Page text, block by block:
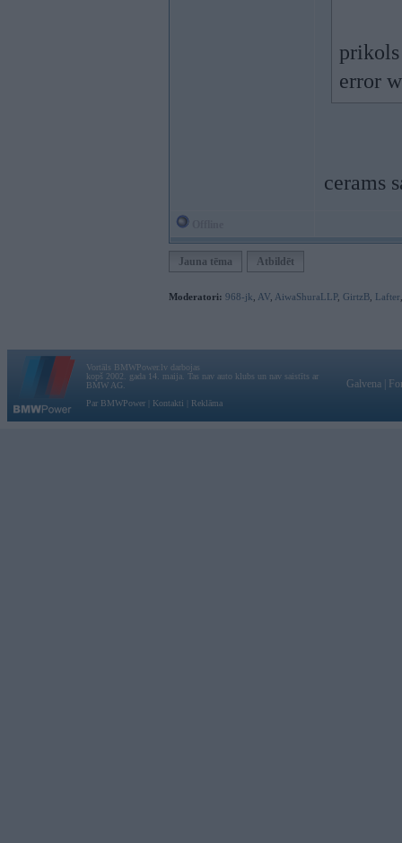
error
cerams
Jauna tēma Atbildēt
Moderatori: 968-jk AV AiwaShuraLLP, GirtzB Lafter
Vortāls BMWPower.lv darbojas
kopš 2002. gada 14. maija. Tas nav auto klubs un nav saistīts ar
BMW AG.
Par BMWPower
Kontakti Reklāma
Galvena